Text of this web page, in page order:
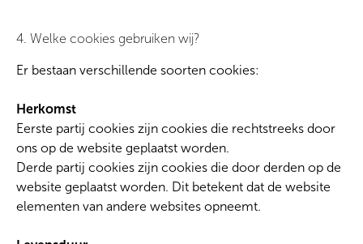
4. Welke cookies gebruiken wij?
Er bestaan verschillende soorten cookies:
Herkomst
Eerste partij cookies zijn cookies die rechtstreeks door
ons op de website geplaatst worden.
Derde partij cookies zijn cookies die door derden op de
website geplaatst worden. Dit betekent dat de website
elementen van andere websites opneemt.